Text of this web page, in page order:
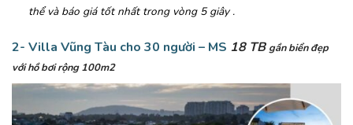
thể và báo giá tốt nhất trong vòng 5 giây .
2- Villa Vũng Tàu cho 30 người – MS 18 TB gần biển đẹp
với hồ bơi rộng 100m2